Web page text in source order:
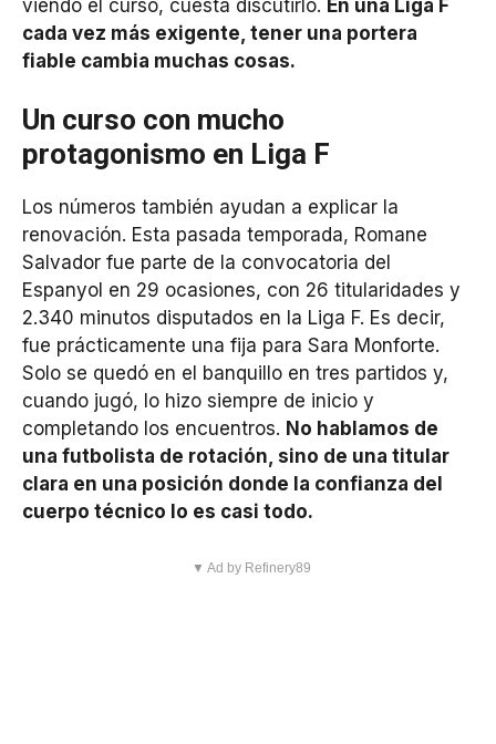
viendo el curso, cuesta discutirlo. En una Liga F
cada vez más exigente, tener una portera
fiable cambia muchas cosas.
Un curso con mucho
protagonismo en Liga F
Los números también ayudan a explicar la
renovación. Esta pasada temporada, Romane
Salvador fue parte de la convocatoria del
Espanyol en 29 ocasiones, con 26 titularidades y
2.340 minutos disputados en la Liga F. Es decir,
fue prácticamente una fija para Sara Monforte.
Solo se quedó en el banquillo en tres partidos y,
cuando jugó, lo hizo siempre de inicio y
completando los encuentros. No hablamos de
una futbolista de rotación, sino de una titular
clara en una posición donde la confianza del
cuerpo técnico lo es casi todo.
▼ Ad by Refinery89